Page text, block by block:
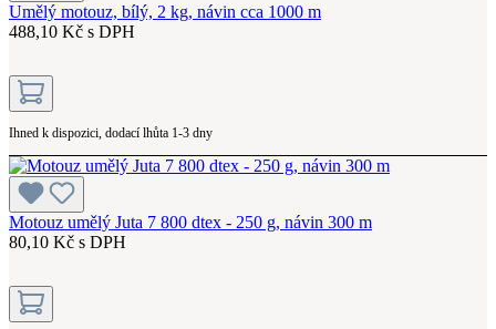
Umělý motouz, bílý, 2 kg, návin cca 1000 m
488,10 Kč s DPH
Ihned k dispozici, dodací lhůta 1-3 dny
Motouz umělý Juta 7 800 dtex - 250 g, návin 300 m
80,10 Kč s DPH